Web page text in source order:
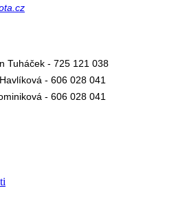
Tuháček - 725 121 038
- 606 028 041
- 606 028 041